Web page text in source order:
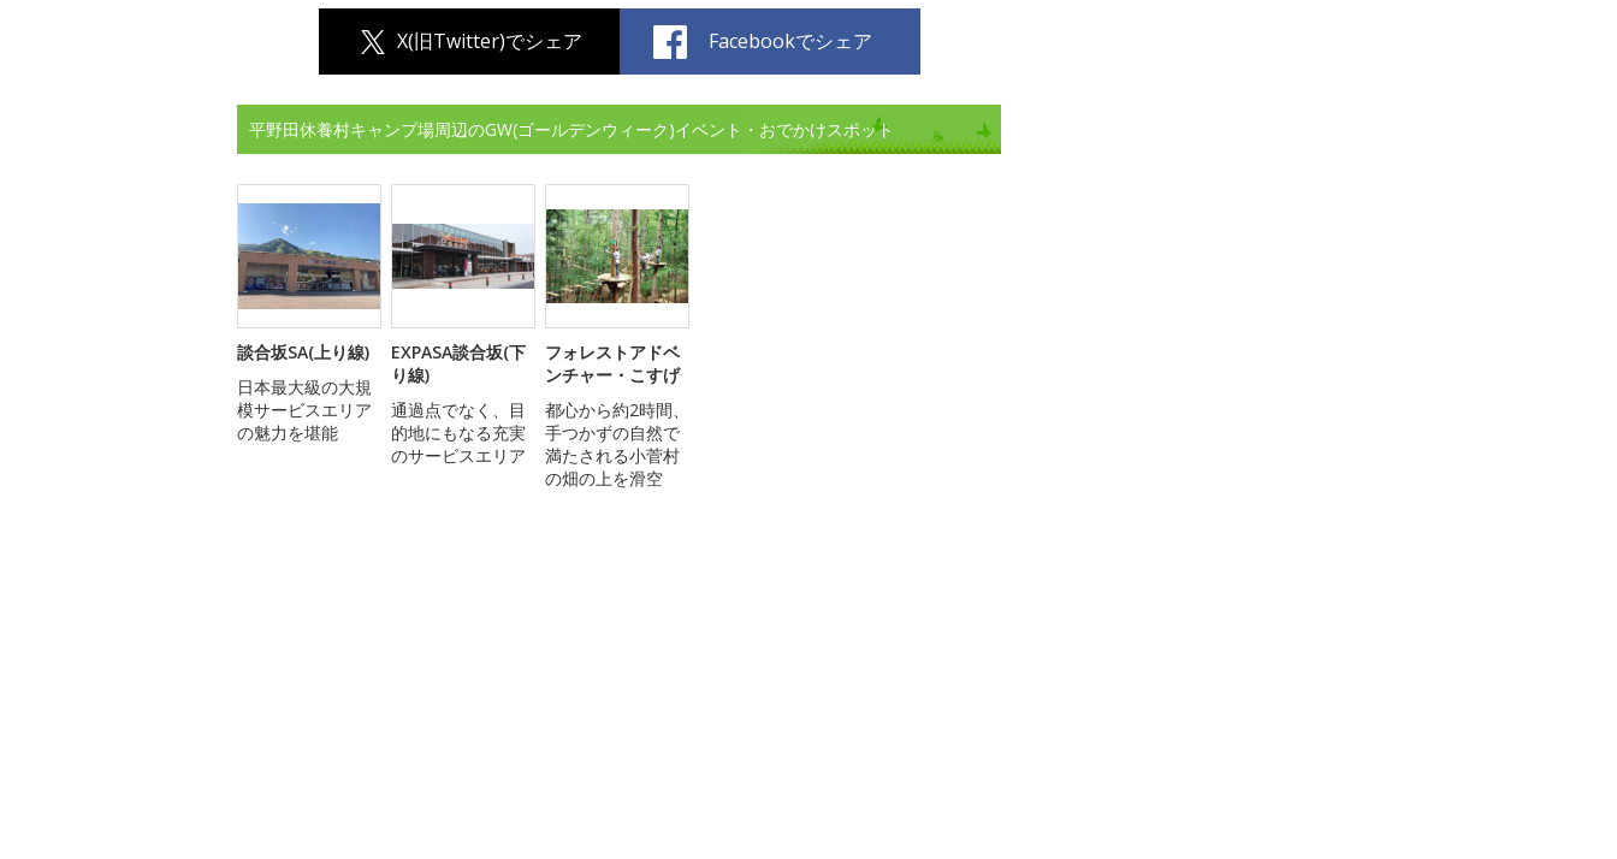
X(旧Twitter)でシェア Facebookでシェア
平野田休養村キャンプ場周辺のGW(ゴールデンウィーク)イベント・おでかけスポット
談合坂SA(上り線)
日本最大級の大規
模サービスエリア
の魅力を堪能
EXPASA談合坂(下
り線)
通過点でなく、目
的地にもなる充実
のサービスエリア
フォレストアドベ
ンチャー・こすげ
都心から約2時間、
手つかずの自然で
満たされる小菅村
の畑の上を滑空